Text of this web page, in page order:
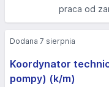
praca od
Koordynator
pompy) (k/m)
Dodana 7 sierpnia